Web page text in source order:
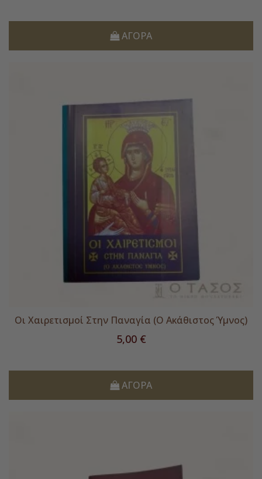
ΑΓΟΡΆ
Οι Χαιρετισμοί Στην Παναγία (Ο Ακάθιστος Ύμνος)
Τιμή
5,00 €
ΑΓΟΡΆ